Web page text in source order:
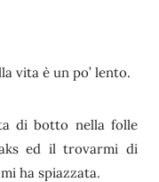
vita è un po’ lento.
di botto nella folle
ed il trovarmi di
ha spiazzata.